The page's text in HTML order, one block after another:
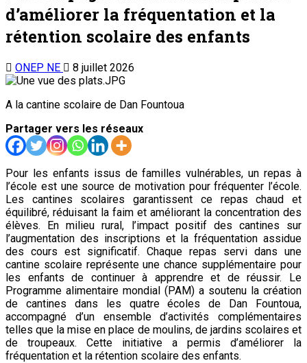
d’améliorer la fréquentation et la
rétention scolaire des enfants
ONEP NE 8 juillet 2026
A la cantine scolaire de Dan Fountoua
Partager vers les réseaux
Pour les enfants issus de familles vulnérables, un repas à
l’école est une source de motivation pour fréquenter l’école.
Les cantines scolaires garantissent ce repas chaud et
équilibré, réduisant la faim et améliorant la concentration des
élèves. En milieu rural, l’impact positif des cantines sur
l’augmentation des inscriptions et la fréquentation assidue
des cours est significatif. Chaque repas servi dans une
cantine scolaire représente une chance supplémentaire pour
les enfants de continuer à apprendre et de réussir. Le
Programme alimentaire mondial (PAM) a soutenu la création
de cantines dans les quatre écoles de Dan Fountoua,
accompagné d’un ensemble d’activités complémentaires
telles que la mise en place de moulins, de jardins scolaires et
de troupeaux. Cette initiative a permis d’améliorer la
fréquentation et la rétention scolaire des enfants.